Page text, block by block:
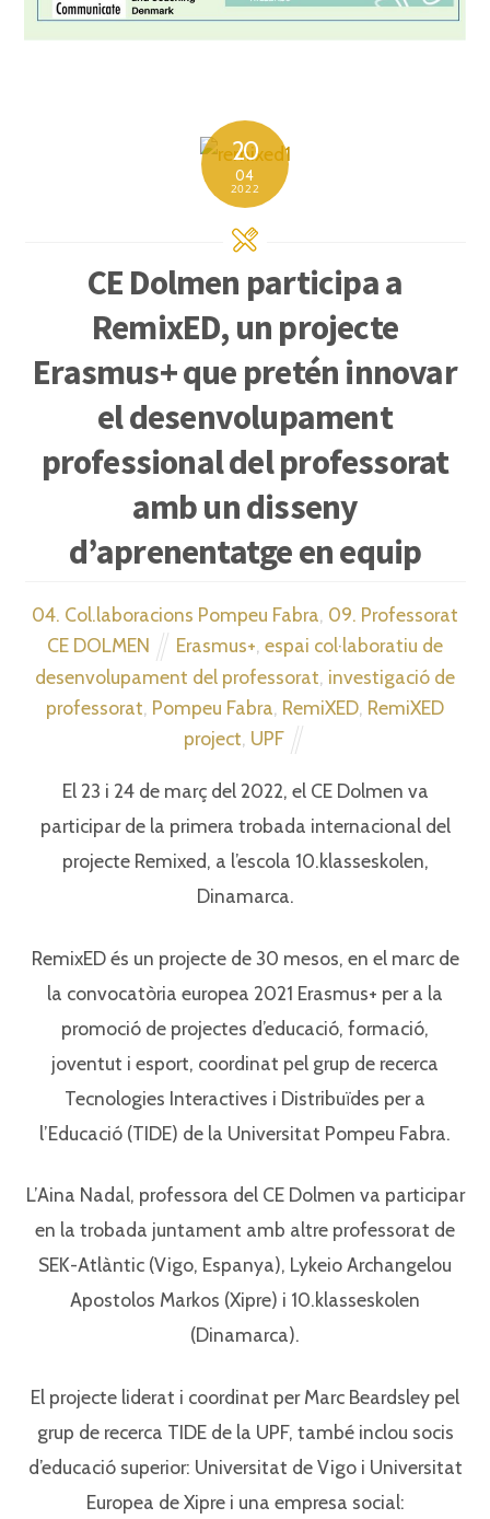
20
04
2022
CE Dolmen participa a
RemixED, un projecte
Erasmus+ que pretén innovar
el desenvolupament
professional del professorat
amb un disseny
d’aprenentatge en equip
04. Col.laboracions Pompeu Fabra 09. Professorat
CE DOLMEN
Erasmus+ espai col·laboratiu de
desenvolupament del professorat investigació de
professorat Pompeu Fabra RemiXED RemiXED
project UPF
El 23 i 24 de març del 2022, el CE Dolmen va
participar de la primera trobada internacional del
projecte Remixed, a l’escola 10.klasseskolen,
Dinamarca.
RemixED és un projecte de 30 mesos, en el marc de
la convocatòria europea 2021 Erasmus+ per a la
promoció de projectes d’educació, formació,
joventut i esport, coordinat pel grup de recerca
Tecnologies Interactives i Distribuïdes per a
l’Educació (TIDE) de la Universitat Pompeu Fabra.
L’Aina Nadal, professora del CE Dolmen va participar
en la trobada juntament amb altre professorat de
SEK-Atlàntic (Vigo, Espanya), Lykeio Archangelou
Apostolos Markos (Xipre) i 10.klasseskolen
(Dinamarca).
El projecte liderat i coordinat per Marc Beardsley pel
grup de recerca TIDE de la UPF, també inclou socis
d’educació superior: Universitat de Vigo i Universitat
Europea de Xipre i una empresa social: